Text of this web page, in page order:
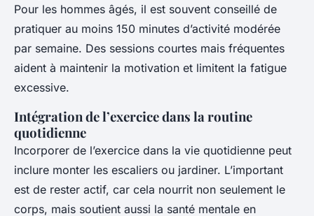
Pour les hommes âgés, il est souvent conseillé de
pratiquer au moins 150 minutes d’activité modérée
par semaine. Des sessions courtes mais fréquentes
aident à maintenir la motivation et limitent la fatigue
excessive.
Intégration de l’exercice dans la routine
quotidienne
Incorporer de l’exercice dans la vie quotidienne peut
inclure monter les escaliers ou jardiner. L’important
est de rester actif, car cela nourrit non seulement le
corps, mais soutient aussi la santé mentale en